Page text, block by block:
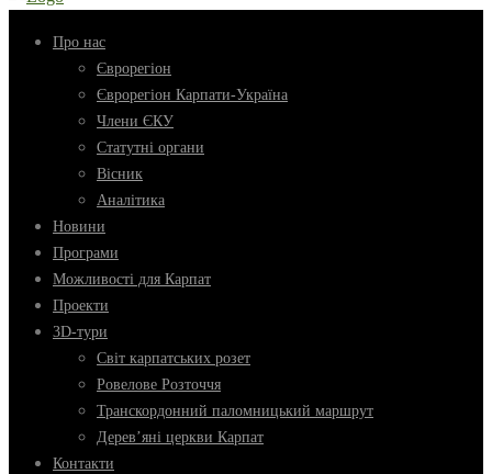
Про нас
Єврорегіон
Єврорегіон Карпати-Україна
Члени ЄКУ
Статутні органи
Вісник
Аналітика
Новини
Програми
Можливості для Карпат
Проекти
3D-тури
Світ карпатських розет
Ровелове Розточчя
Транскордонний паломницький маршрут
Дерев’яні церкви Карпат
Контакти